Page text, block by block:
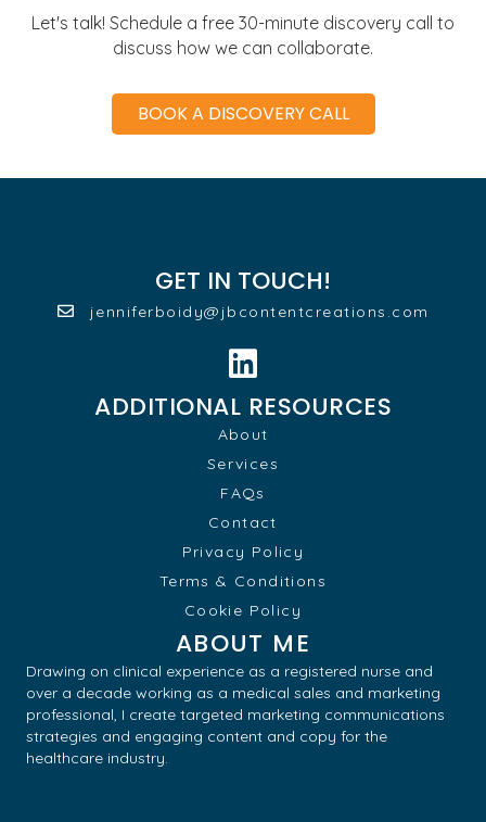
Let's talk! Schedule a free 30-minute discovery call to
discuss how we can collaborate.
BOOK A DISCOVERY CALL
GET IN TOUCH!
jenniferboidy@jbcontentcreations.com
ADDITIONAL RESOURCES
About
Services
FAQs
Contact
Privacy Policy
Terms & Conditions
Cookie Policy
ABOUT ME
Drawing on clinical experience as a registered nurse and
over a decade working as a medical sales and marketing
professional, I create targeted marketing communications
strategies and engaging content and copy for the
healthcare industry.